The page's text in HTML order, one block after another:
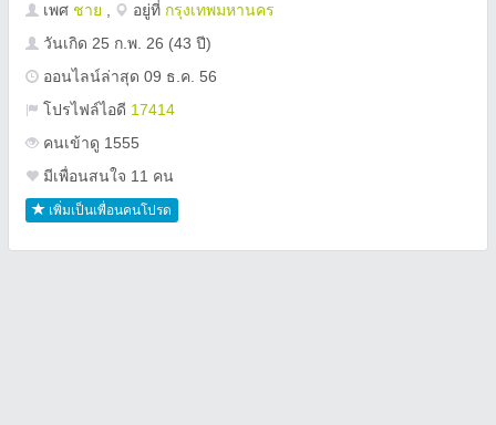
เพศ ชาย อยู่ที่ กรุงเทพมหานคร
วันเกิด 25 ก.พ. 26 (43 ปี)
ออนไลน์ล่าสุด 09 ธ.ค. 56
โปรไฟล์ไอดี 17414
คนเข้าดู 1555
มีเพื่อนสนใจ 11 คน
เพิ่มเป็นเพื่อนคนโปรด